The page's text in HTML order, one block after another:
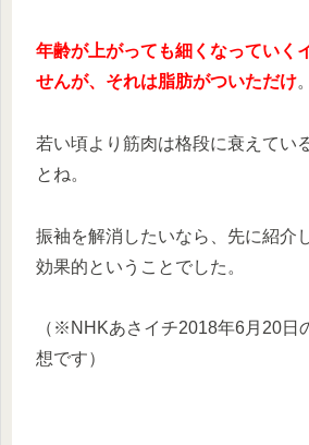
年齢が上がっても細くなっていく
せんが、それは脂肪がついただけ。
若い頃より筋肉は格段に衰えてい
とね。
振袖を解消したいなら、先に紹介
効果的ということでした。
（※NHKあさイチ2018年6月20日
想です）